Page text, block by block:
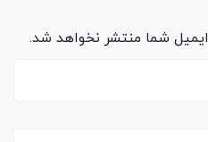
ایمیل شما منتشر نخواهد شد.